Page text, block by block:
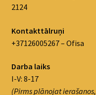
2124
Kontakttālruņi
+37126005267 – Ofisa
Darba laiks
I-V: 8-17
(Pirms plānojat